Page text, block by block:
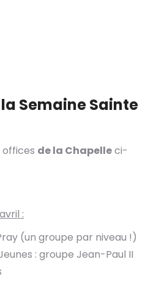
Semaine Sainte
offices de la Chapelleci-
:
(un groupe par niveau !)
: groupe Jean-Paul II